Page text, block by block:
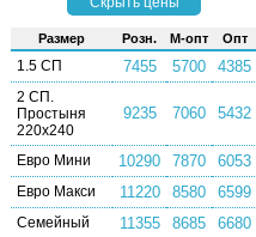
Раз­мер Розн. М-опт Опт
1.5 СП 7455 5700 4385
2 СП.
Простыня
220х240
9235 7060 5432
Евро Мини 10290 7870 6053
Евро Макси 11220 8580 6599
Семейный 11355 8685 6680